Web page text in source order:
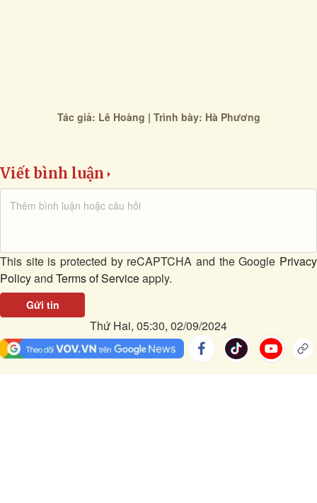
Tác giả: Lê Hoàng | Trình bày: Hà Phương
Viết bình luận
This site is protected by reCAPTCHA and the Google Privacy
Policyand Terms of Serviceapply.
Gửi tin
Thứ Hai, 05:30, 02/09/2024